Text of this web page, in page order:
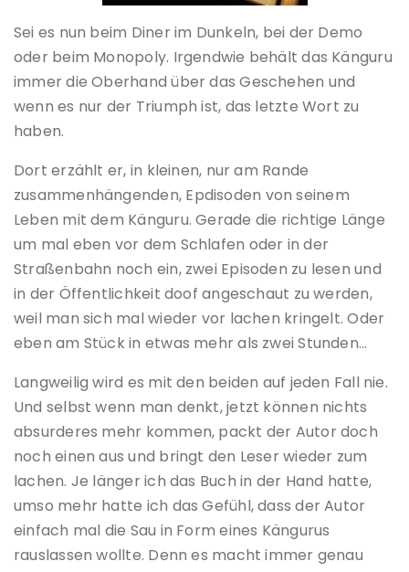
Sei es nun beim Diner im Dunkeln, bei der Demo
oder beim Monopoly. Irgendwie behält das Känguru
immer die Oberhand über das Geschehen und
wenn es nur der Triumph ist, das letzte Wort zu
haben.
Dort erzählt er, in kleinen, nur am Rande
zusammenhängenden, Epdisoden von seinem
Leben mit dem Känguru. Gerade die richtige Länge
um mal eben vor dem Schlafen oder in der
Straßenbahn noch ein, zwei Episoden zu lesen und
in der Öffentlichkeit doof angeschaut zu werden,
weil man sich mal wieder vor lachen kringelt. Oder
eben am Stück in etwas mehr als zwei Stunden…
Langweilig wird es mit den beiden auf jeden Fall nie.
Und selbst wenn man denkt, jetzt können nichts
absurderes mehr kommen, packt der Autor doch
noch einen aus und bringt den Leser wieder zum
lachen. Je länger ich das Buch in der Hand hatte,
umso mehr hatte ich das Gefühl, dass der Autor
einfach mal die Sau in Form eines Kängurus
rauslassen wollte. Denn es macht immer genau